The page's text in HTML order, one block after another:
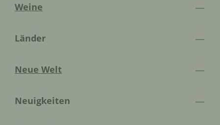
Weine
Länder
Neue Welt
Neuigkeiten